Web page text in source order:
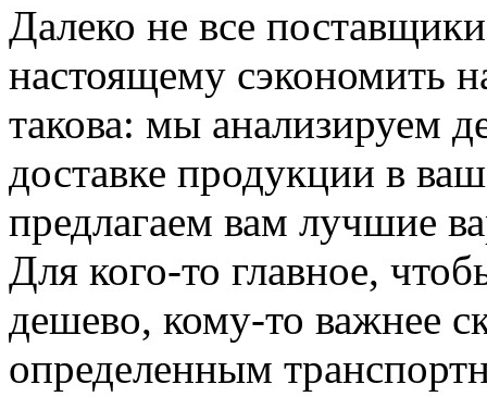
Далеко не все
настоящему сэкономить
такова: мы анализируем
доставке продукции в
предлагаем вам лучшие
Для кого-то главное,
дешево, кому-то важнее
определенным